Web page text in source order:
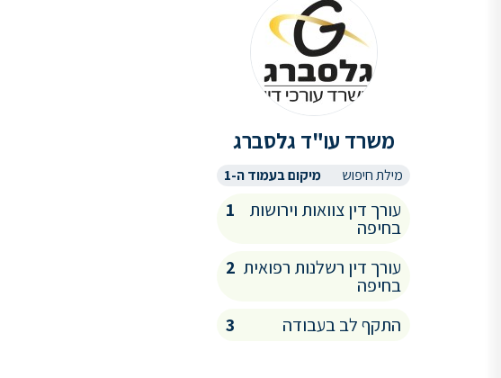
משרד עו"ד גלסברג
מילת חיפוש מיקום בעמוד ה-1
עורך דין צוואות וירושות
בחיפה
1
עורך דין רשלנות רפואית
בחיפה
2
התקף לב בעבודה 3